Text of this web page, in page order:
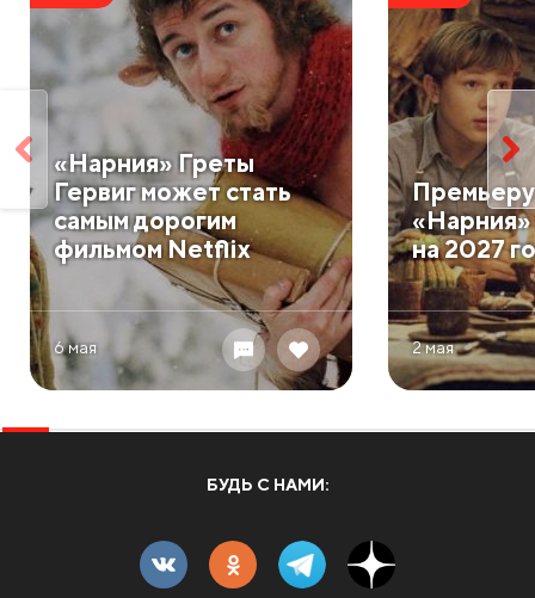
«Нарния» Греты
Гервиг может стать
самым дорогим
фильмом Netflix
6 мая
на 2027
2 мая
БУДЬ С НАМИ: